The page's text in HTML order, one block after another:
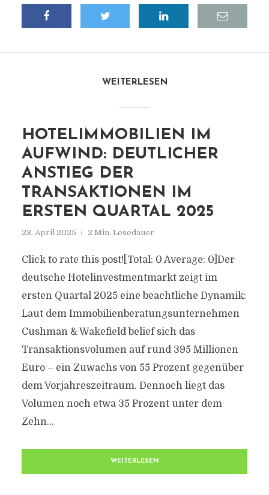
WEITERLESEN
HOTELIMMOBILIEN IM
AUFWIND: DEUTLICHER
ANSTIEG DER
TRANSAKTIONEN IM
ERSTEN QUARTAL 2025
23. April 2025 2 Min. Lesedauer
Click to rate this post![Total: 0 Average: 0]Der
deutsche Hotelinvestmentmarkt zeigt im
ersten Quartal 2025 eine beachtliche Dynamik:
Laut dem Immobilienberatungsunternehmen
Cushman & Wakefield belief sich das
Transaktionsvolumen auf rund 395 Millionen
Euro – ein Zuwachs von 55 Prozent gegenüber
dem Vorjahreszeitraum. Dennoch liegt das
Volumen noch etwa 35 Prozent unter dem
Zehn...
WEITERLESEN